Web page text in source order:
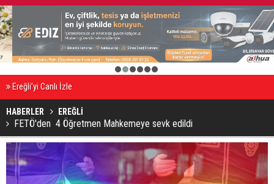
2 3 4 5 6
Ereğli’yi Canlı İzle
HABERLER EREĞLİ
FETÖ'den 4 Öğretmen Mahkemeye sevk edildi